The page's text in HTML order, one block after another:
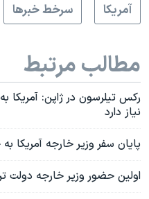
آمريکا
سرخط خبرها
مطالب مرتبط
رکس تیلرسون در ژاپن: آمریکا
نیاز دارد
پایان سفر وزیر خارجه آمریکا
اولین حضور وزیر خارجه دولت